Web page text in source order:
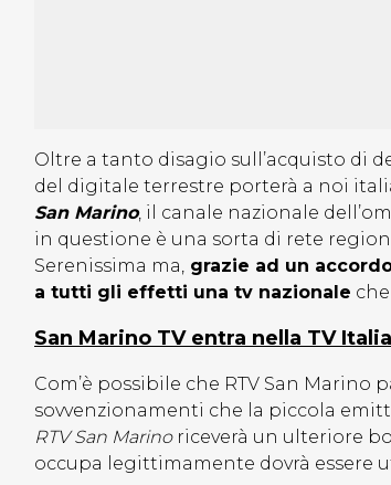
Oltre a tanto disagio sull’acquisto di
del digitale terrestre porterà a noi
San Marino, il canale nazionale
in questione è una sorta di rete
Serenissima ma, grazie ad un
a tutti gli effetti una tv nazionale
San Marino TV entra nella TV
Com’è possibile che RTV San Marino
sovvenzionamenti che la piccola
RTV San Marinoriceverà un ulteriore
occupa legittimamente dovrà essere